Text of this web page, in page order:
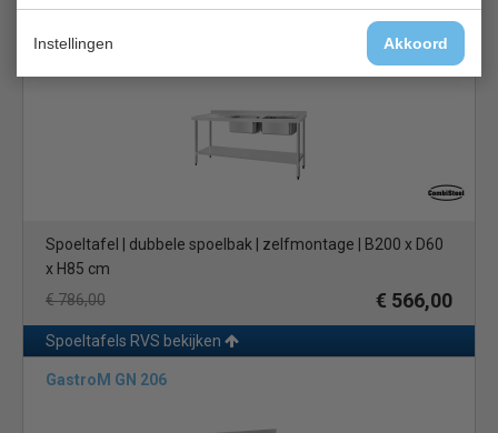
Instellingen Akkoord
Spoeltafel | dubbele spoelbak | zelfmontage | B200 x D60
x H85 cm
€ 786,00
€ 566,00
Spoeltafels RVS bekijken
GastroM GN 206